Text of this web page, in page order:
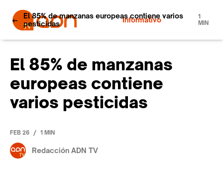
Informativo
El 85% de manzanas europeas contiene varios
pesticidas
1
MIN
El 85% de manzanas
europeas contiene
varios pesticidas
FEB 26 / 1 MIN
Redacción ADN TV